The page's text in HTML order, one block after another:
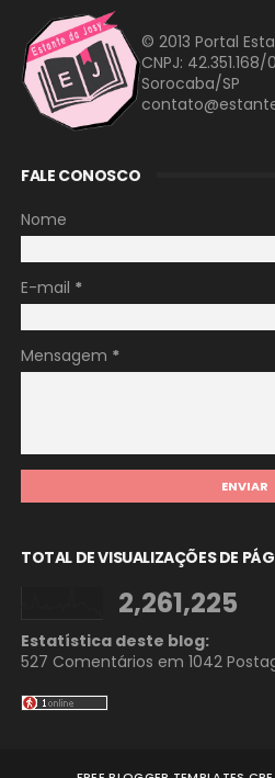
© 2013 Portal
CNPJ: 42.351.168/
Sorocaba/SP
FALE CONOSCO
Nome
E-mail *
Mensagem *
TOTAL DE VISUALIZAÇÕES DE
2,261,225
Estatística deste blog:
527 Comentários em 1042